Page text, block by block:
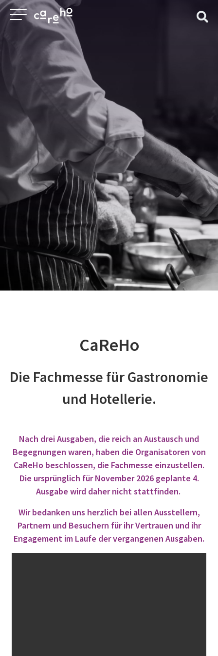
CaReHo
Die Fachmesse für Gastronomie
und Hotellerie.
Nach drei Ausgaben, die reich an Austausch und
Begegnungen waren, haben die Organisatoren von
CaReHo beschlossen, die Fachmesse einzustellen.
Die ursprünglich für November 2026 geplante 4.
Ausgabe wird daher nicht stattfinden.
Wir bedanken uns herzlich bei allen Ausstellern,
Partnern und Besuchern für ihr Vertrauen und ihr
Engagement im Laufe der vergangenen Ausgaben.